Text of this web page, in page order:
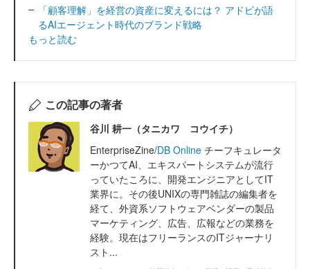
「顧客理解」を経営の資産に変えるには？ アドビが語
るAIエージェント時代のブランド戦略
もっと読む
この記事の著者
谷川 耕一（タニカワ コウイチ）
EnterpriseZine/DB Online チーフキュレータ
ーかつてAI、エキスパートシステムが流行
っていたころに、開発エンジニアとしてIT
業界に。その後UNIXの専門雑誌の編集者を
経て、外資系ソフトウェアベンダーの製品
マーケティング、広告、広報などの業務を
経験。現在はフリーランスのITジャーナリ
スト...